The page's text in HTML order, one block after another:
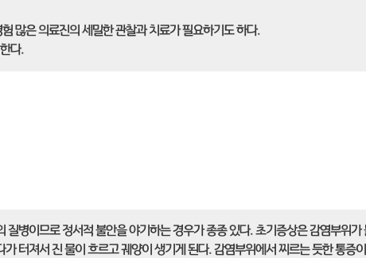
많은 의료진의 세밀한 관찰과 치료가 필요하기도 하다.
다.
병이므로 정서적 불안을 야기하는 경우가 종종 있다. 초기증상은 감염부위가
터져서 진 물이 흐르고 궤양이 생기게 된다. 감염부위에서 찌르는 듯한 통증